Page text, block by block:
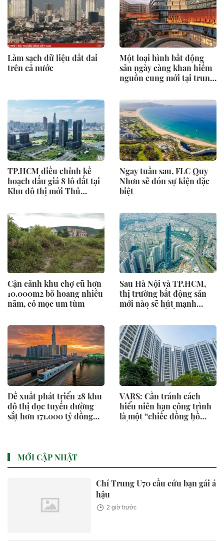
Làm sạch dữ liệu đất đai
trên cả nước
Một loại hình bất động
sản ngày càng khan hiếm
nguồn cung mới tại trung
TP.HCM điều chỉnh kế
hoạch đấu giá 8 lô đất tại
Khu đô thị mới Thủ
Ngay tuần sau, FLC Quy
Nhơn sẽ đón sự kiện đặc
biệt
Cận cảnh khu chợ cũ hơn
10.000m2 bỏ hoang nhiều
năm, cỏ mọc um tùm
Sau Hà Nội và TP.HCM,
thị trường bất động sản
mới nào sẽ hút mạnh
Đề xuất phát triển 28 khu
đô thị dọc tuyến đường
sắt hơn 171.000 tỷ đồng
VARS: Cần tránh cách
hiểu niên hạn công trình
là một “chiếc đồng hồ
MỚI CẬP NHẬT
Chí Trung U70 cầu cứu bạn gái á
hậu
2 giờ trước